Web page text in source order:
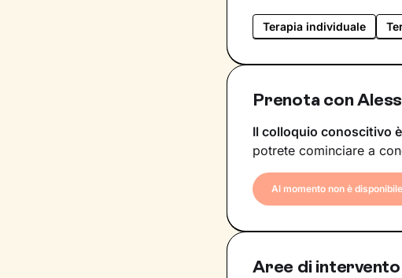
Terapia individuale
Prenota con
Il colloquio conoscitivo
potrete cominciare a
Al momento non è disponibile
Aree di intervento